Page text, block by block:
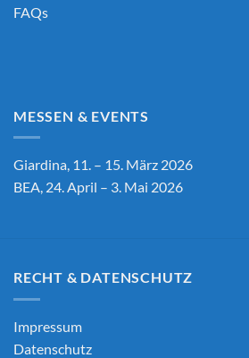
FAQs
MESSEN & EVENTS
Giardina, 11. – 15. März 2026
BEA, 24. April – 3. Mai 2026
RECHT & DATENSCHUTZ
Impressum
Datenschutz